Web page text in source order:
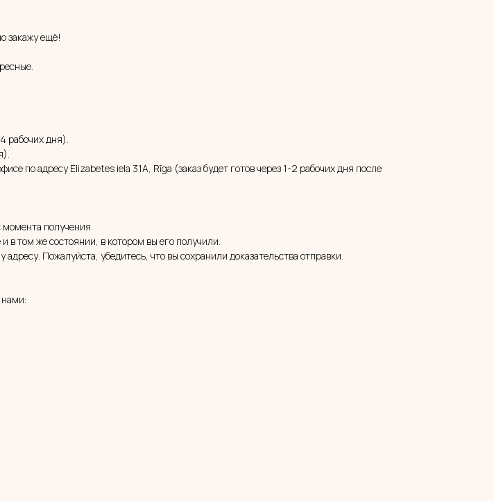
закажу ещё!
рабочих дня).
по адресу Elizabetes iela 31A, Rīga (заказ будет готов через 1-2 рабочих дня после
получения.
в том же состоянии, в котором вы его получили.
Пожалуйста, убедитесь, что вы сохранили доказательства отправки.
нами: